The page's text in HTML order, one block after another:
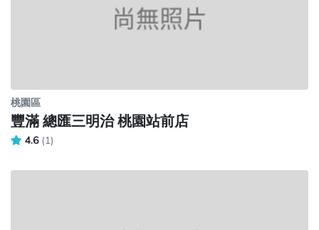
桃園區
豐滿 總匯三明治 桃園站前店
4.6 (1)